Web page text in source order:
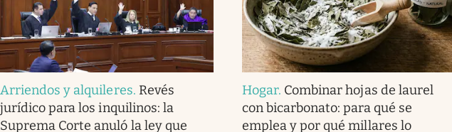
Arriendos y alquileres. Revés
jurídico para los inquilinos: la
Suprema Corte anuló la ley que
Hogar. Combinar hojas de laurel
con bicarbonato: para qué se
emplea y por qué millares lo